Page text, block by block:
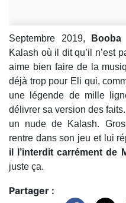
Septembre 2019, Booba
Kalash où il dit qu’il n’est
aime bien faire de la
déjà trop pour Eli qui,
une légende de mille
délivrer sa version des
un nude de Kalash.
rentre dans son jeu et lui
il l’interdit carrément de
juste ça.
Partager :